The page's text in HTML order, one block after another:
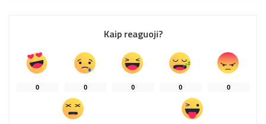
Kaip reaguoji?
0 0 0 0 0